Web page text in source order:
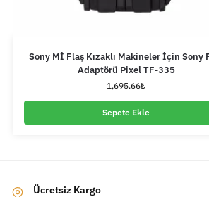
Sony Mİ Flaş Kızaklı Makineler İçin Sony
Adaptörü Pixel TF-335
1,695.66₺
Sepete Ekle
Ücretsiz Kargo